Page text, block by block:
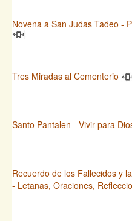
Novena a San Judas Tadeo -
Tres Miradas al Cementerio
Santo Pantalen - Vivir para
Recuerdo de los Fallecidos y
- Letanas, Oraciones,